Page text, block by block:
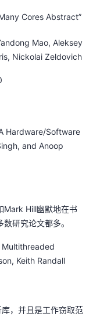
Cores Abstract”
Mao, Aleksey
Nickolai Zeldovich
Hardware/Software
and Anoop
Mark Hill幽默地在书
研究论文都多。
Keith Randall
，并且是工作窃取范